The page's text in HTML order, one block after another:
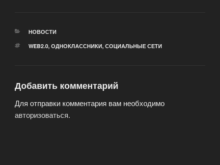
РУБРИКИ
НОВОСТИ
МЕТКИ
WEB2.0, ОДНОКЛАССНИКИ, СОЦИАЛЬНЫЕ СЕТИ
Добавить комментарий
Для отправки комментария вам необходимо
авторизоваться.